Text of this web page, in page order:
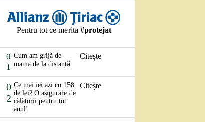
Pentru tot ce merita#protejat
0
1
Cum am grijă de
mama de la distanță
Citește
0
2
Ce mai iei azi cu 158
de lei? O asigurare de
călătorii pentru tot
anul!
Citește